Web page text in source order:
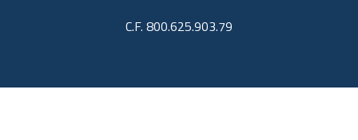
C.F. 800.625.903.79